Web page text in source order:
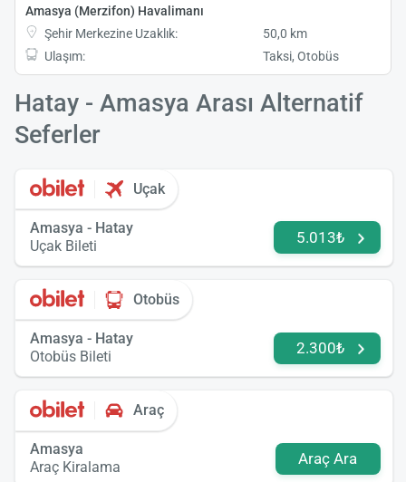
Amasya (Merzifon) Havalimanı
Şehir Merkezine Uzaklık:
50,0 km
Ulaşım:
Taksi, Otobüs
Hatay - Amasya Arası Alternatif
Seferler
Uçak
Amasya - Hatay
Uçak Bileti
5.013₺
Otobüs
Amasya - Hatay
Otobüs Bileti
2.300₺
Araç
Amasya
Araç Kiralama
Araç Ara